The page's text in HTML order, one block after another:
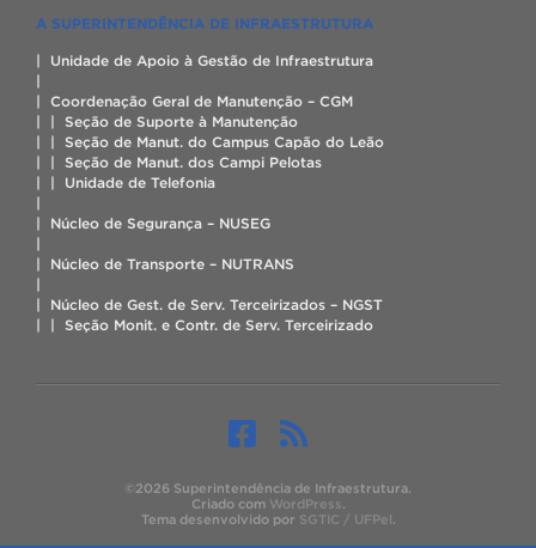
A SUPERINTENDÊNCIA DE INFRAESTRUTURA
| Unidade de Apoio à Gestão de Infraestrutura
|
| Coordenação Geral de Manutenção – CGM
| | Seção de Suporte à Manutenção
| | Seção de Manut. do Campus Capão do Leão
| | Seção de Manut. dos Campi Pelotas
| | Unidade de Telefonia
|
| Núcleo de Segurança – NUSEG
|
| Núcleo de Transporte – NUTRANS
|
| Núcleo de Gest. de Serv. Terceirizados – NGST
| | Seção Monit. e Contr. de Serv. Terceirizado
©2026 Superintendência de Infraestrutura.
Criado com WordPress.
Tema desenvolvido por SGTIC / UFPel.